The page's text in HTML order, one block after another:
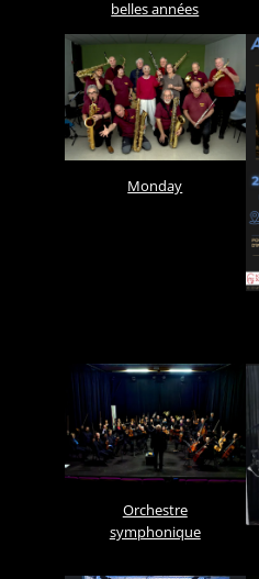
belles années
Monday
Orchestre
symphonique